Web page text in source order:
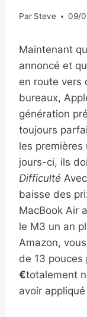
Par Steve 09/
Maintenant
annoncé et
en route vers
bureaux,
génération
toujours
les premières
jours-ci, ils
Difficulté
baisse des
MacBook Air
le M3 un an
Amazon,
de 13 pouces
€totalement
avoir appliqué